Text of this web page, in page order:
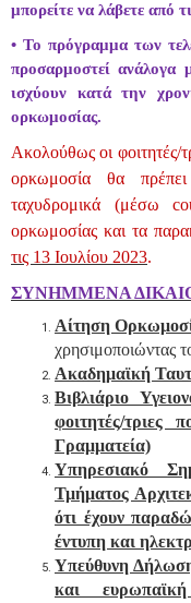
μπορείτε να λάβετε από
• Το πρόγραμμα των
προσαρμοστεί ανάλογα
ισχύουν κατά την
ορκωμοσίας.
Ακολούθως οι φοιτητές/
ορκωμοσία θα
ταχυδρομικά (μέσω
ορκωμοσίας και τα
τις 13 Ιουλίου 2023.
ΣΥΝΗΜΜΕΝΑ
Αίτηση
χρησιμοποιώντας
Ακαδημαϊκή
Βιβλιάριο
φοιτητές/τριες
Γραμματεία)
Υπηρεσιακό
Τμήματος
ότι έχουν
έντυπη και
Υπεύθυνη
και